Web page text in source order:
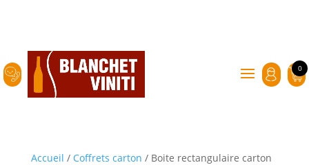
0
Accueil / Coffrets carton / Boite rectangulaire carton